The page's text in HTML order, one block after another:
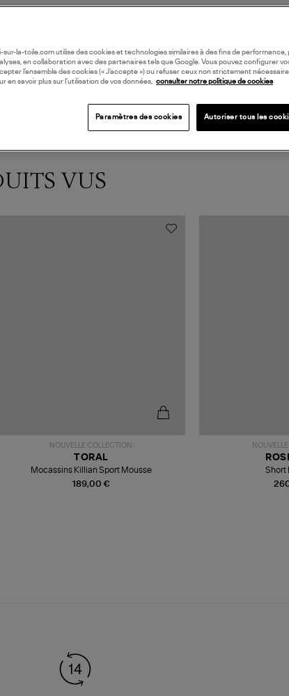
VUS
NOUVELLE COLLECTION
189,00 €
TORAL
Mocassins Killian Sport Mousse Short
sur-la-toile.com utilise des cookies et technologies similaires à des fins de
en collaboration avec des partenaires tels que Google. Vous pouvez configurer
l’ensemble des cookies (« J’accepte ») ou refuser ceux non strictement
en savoir plus sur l’utilisation de vos données, consulter notre politique de cookies
Paramètres des cookies Autoriser tous les